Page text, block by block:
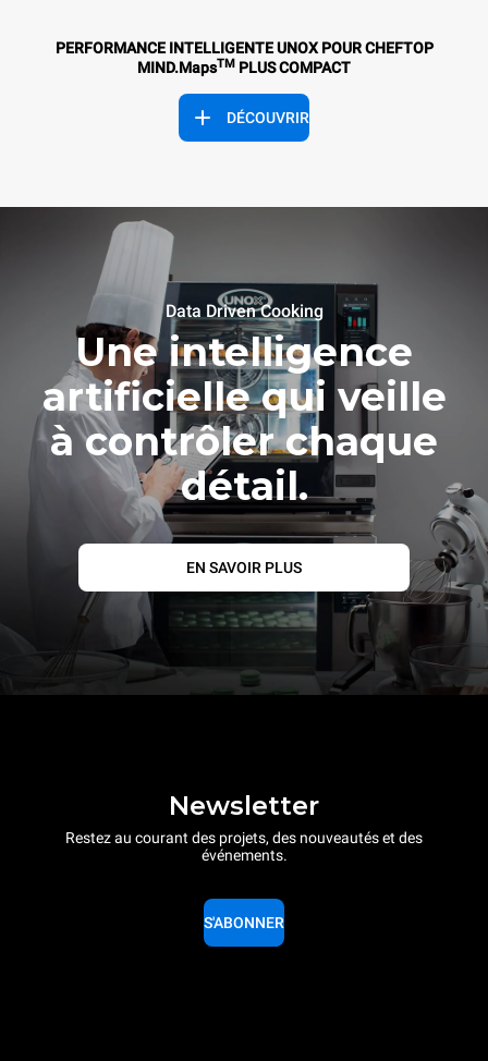
PERFORMANCE INTELLIGENTE UNOX POUR CHEFTOP
MIND.MapsTM PLUS COMPACT
DÉCOUVRIR
Data Driven Cooking
Une intelligence
artificielle qui veille
à contrôler chaque
détail.
EN SAVOIR PLUS
Newsletter
Restez au courant des projets, des nouveautés et des
événements.
S'ABONNER